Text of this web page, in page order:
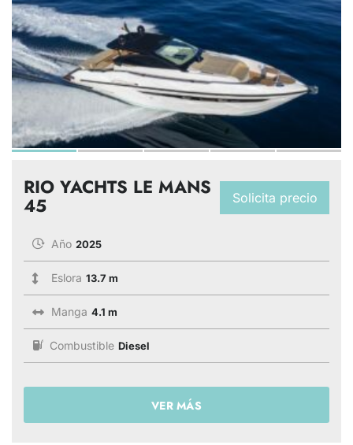
Solicita precio
RIO YACHTS LE MANS
45
Año 2025
Eslora 13.7 m
Manga 4.1 m
Combustible Diesel
VER MÁS